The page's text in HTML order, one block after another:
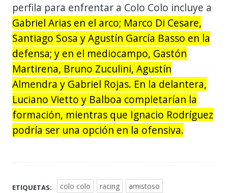
perfila para enfrentar a Colo Colo incluye a
Gabriel Arias en el arco; Marco Di Cesare,
Santiago Sosa y Agustín García Basso en la
defensa; y en el mediocampo, Gastón
Martirena, Bruno Zuculini, Agustín
Almendra y Gabriel Rojas. En la delantera,
Luciano Vietto y Balboa completarían la
formación, mientras que Ignacio Rodríguez
podría ser una opción en la ofensiva.
ETIQUETAS: colo colo racing amistoso